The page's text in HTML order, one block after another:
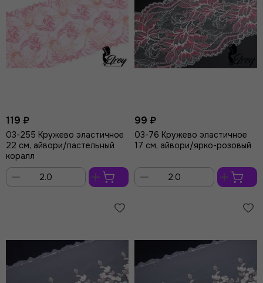
119 ₽
03-255 Кружево эластичное
22 см, айвори/пастельный
коралл
корзину
99 ₽
03-76 Кружево эластичное
17 см, айвори/ярко-розовый
корзину